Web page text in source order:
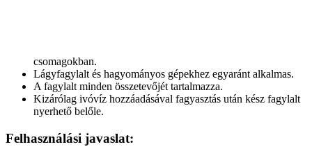
csomagokban.
Lágyfagylalt és hagyományos gépekhez egyaránt alkalmas.
A fagylalt minden összetevőjét tartalmazza.
Kizárólag ivóvíz hozzáadásával fagyasztás után kész fagylalt
nyerhető belőle.
Felhasználási javaslat: